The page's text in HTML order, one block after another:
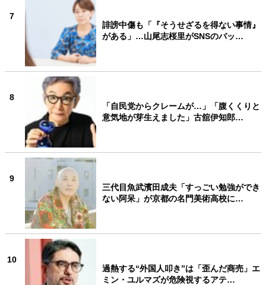
7
誹謗中傷も「『そうせざるを得ない事情』
がある」…山尾志桜里がSNSのバッ…
8
「自民党からクレームが…」「腹くくりと
意気地が芽生えました」古舘伊知郎…
9
三代目魚武濱田成夫「すっごい勉強ができ
ない阿呆」が京都の名門美術高校に…
10
過熱する“外国人叩き”は「歪んだ商売」エ
ミン・ユルマズが危険視するアテ…